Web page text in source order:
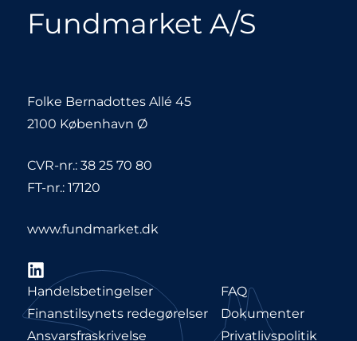
Fundmarket A/S
Folke Bernadottes Allé 45
2100 København Ø
CVR-nr.: 38 25 70 80
FT-nr.: 17120
www.fundmarket.dk
LinkedIn
Handelsbetingelser
Finanstilsynets redegørelser
Ansvarsfraskrivelse
FAQ
Dokumenter
Privatlivspolitik